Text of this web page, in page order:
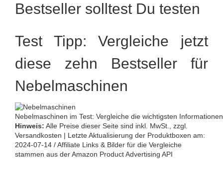
Bestseller solltest Du testen
Test Tipp: Vergleiche jetzt
diese zehn Bestseller für
Nebelmaschinen
Nebelmaschinen im Test: Vergleiche die wichtigsten
Hinweis: Alle Preise dieser Seite sind inkl. MwSt., zzgl.
Versandkosten | Letzte Aktualisierung der Produktboxen am:
2024-07-14 / Affiliate Links & Bilder für die Vergleiche
stammen aus der Amazon Product Advertising API